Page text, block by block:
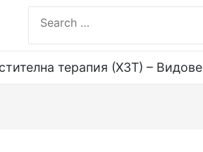
for:
терапия (ХЗТ) – Видове